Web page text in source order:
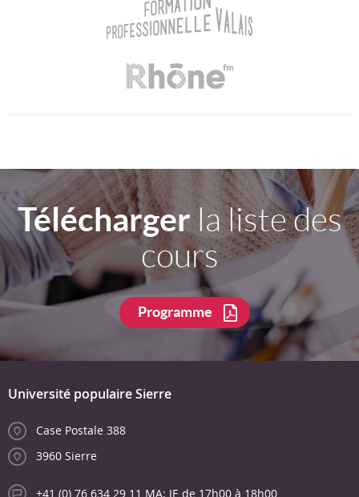
Téléchargerla liste des
cours
Programme
Université populaire Sierre
Case Postale 388
3960 Sierre
+41 (0) 76 634 29 11 MA; JE de 17h00 à 18h00